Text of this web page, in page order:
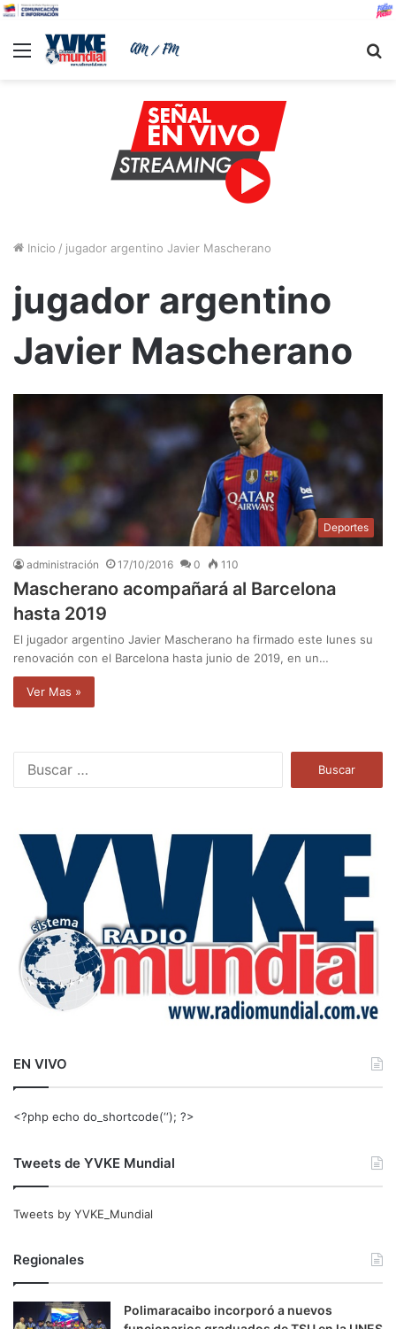
Menu
Inicio / jugador argentino Javier Mascherano
jugador argentino
Javier Mascherano
Deportes
administración 17/10/2016 0 110
Mascherano acompañará al Barcelona
hasta 2019
El jugador argentino Javier Mascherano ha firmado este lunes su
renovación con el Barcelona hasta junio de 2019, en un…
Ver Mas »
a
EN VIVO
<?php echo do_shortcode(‘‘); ?>
Tweets de YVKE Mundial
Tweets by YVKE_Mundial
Regionales
Polimaracaibo incorporó a nuevos